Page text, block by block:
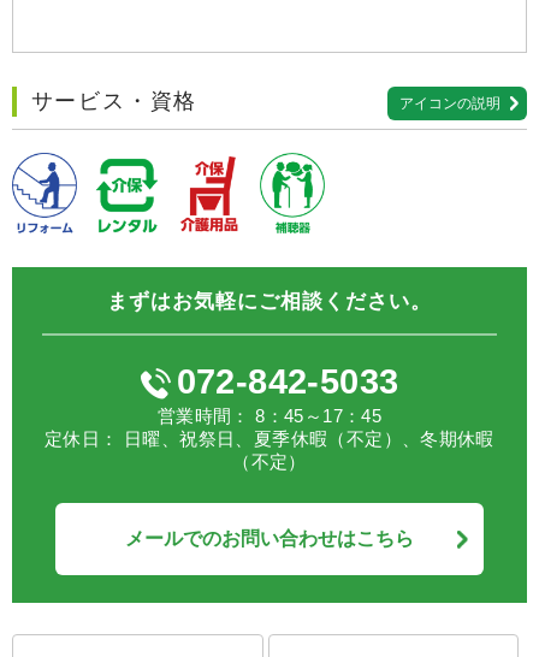
サービス・資格 アイコンの説明
まずはお気軽にご相談ください。
072-842-5033
営業時間： 8：45～17：45
定休日： 日曜、祝祭日、夏季休暇（不定）、冬期休暇
（不定）
メールでのお問い合わせはこちら